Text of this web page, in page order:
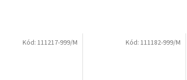
Kód: 111217-999/M Kód:111182-999/M